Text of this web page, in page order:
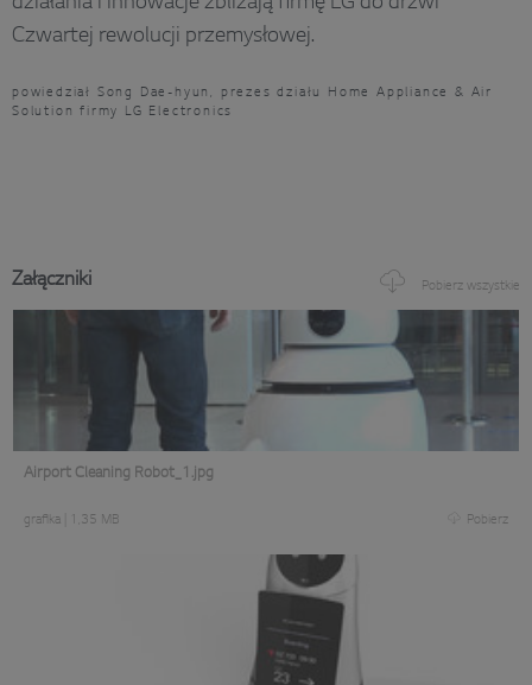
Czwartej rewolucji przemysłowej.
powiedział Song Dae-hyun, prezes działu Home Appliance & Air
Solution firmy LG Electronics
Załączniki Pobierz wszystkie
Airport Cleaning Robot_1.jpg
grafika 1,35 MB Pobierz